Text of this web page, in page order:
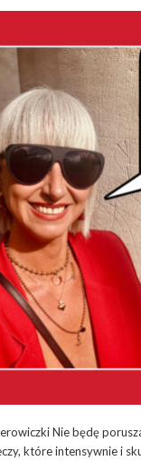
Nie będę
które intensywnie i